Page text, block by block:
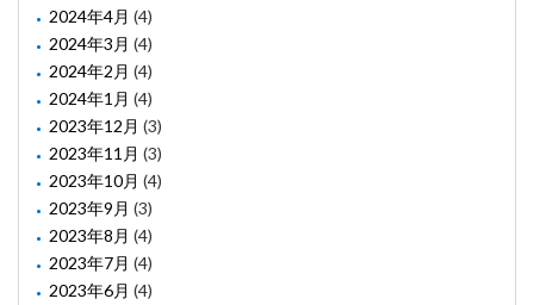
2024年4月 (4)
2024年3月 (4)
2024年2月 (4)
2024年1月 (4)
2023年12月 (3)
2023年11月 (3)
2023年10月 (4)
2023年9月 (3)
2023年8月 (4)
2023年7月 (4)
2023年6月 (4)